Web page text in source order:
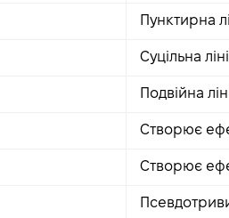
Пунктирна
Суцільна
Подвійна
Створює
Створює